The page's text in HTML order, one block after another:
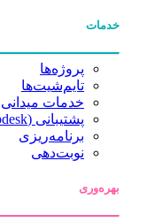
خدمات
پروژه‌ها
تایم‌شیت‌ها
خدمات میدانی
پشتیبانی (Helpdesk)
برنامه‌ریزی
نوبت‌دهی
بهره‌وری